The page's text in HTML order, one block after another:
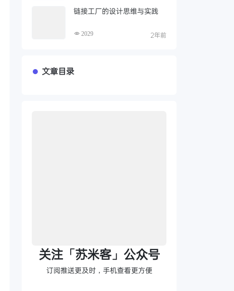
链接工厂的设计思维与实践
2029 2年前
文章目录
关注「苏米客」公众号
订阅推送更及时，手机查看更方便